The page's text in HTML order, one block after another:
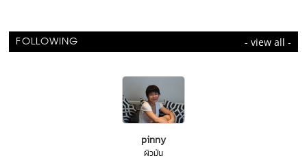
FOLLOWING - view all -
pinny
ผิวมัน